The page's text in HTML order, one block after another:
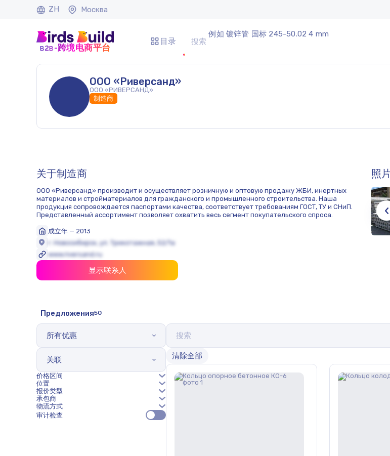
ZH Москва
b2b-跨境电商平台
目录
例如 镀锌管 国标 245-50.02 4 mm
ООО «Риверсанд»
ООО «РИВЕРСАНД»
制造商
关于制造商
ООО «Риверсанд» производит и осуществляет розничную и оптовую продажу ЖБИ, инертных
материалов и стройматериалов для гражданского и промышленного строительства. Наша
продукция сопровождается паспортами качества, соответствует требованиям ГОСТ, ТУ и СНиП.
Представленный ассортимент позволяет охватить весь сегмент покупательского спроса.
成立年 — 2013
г. Новосибирск, ул. Трикотажная, 52/1а
www.riversand.ru
显示联系人
照
Предложения50
所有优惠
关联
价格区间
位置
报价类型
承包商
物流方式
审计检查
清除全部